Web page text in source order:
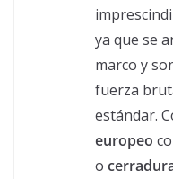
ya que se
marco y
fuerza
estándar.
europeo
o